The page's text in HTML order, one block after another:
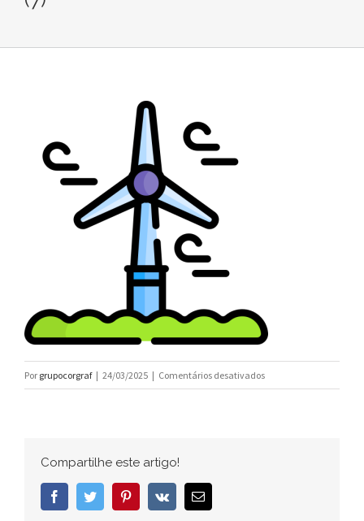
Por grupocorgraf | 24/03/2025 | Comentários desativadosem
Compartilhe este artigo!
FacebookTwitter PinterestVk
E-
mail